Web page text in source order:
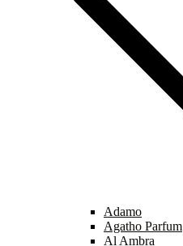
Adamo
Agatho Parfum
Al Ambra